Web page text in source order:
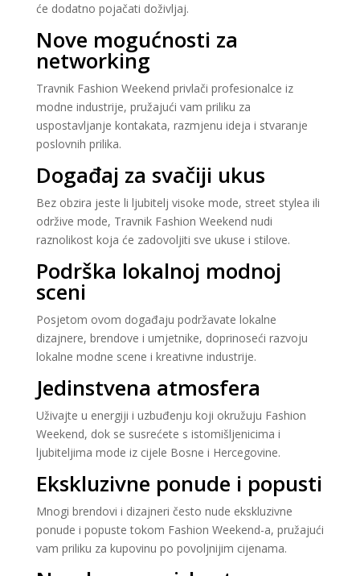
će dodatno pojačati doživljaj.
Nove mogućnosti za
networking
Travnik Fashion Weekend privlači profesionalce iz
modne industrije, pružajući vam priliku za
uspostavljanje kontakata, razmjenu ideja i stvaranje
poslovnih prilika.
Događaj za svačiji ukus
Bez obzira jeste li ljubitelj visoke mode, street stylea ili
održive mode, Travnik Fashion Weekend nudi
raznolikost koja će zadovoljiti sve ukuse i stilove.
Podrška lokalnoj modnoj
sceni
Posjetom ovom događaju podržavate lokalne
dizajnere, brendove i umjetnike, doprinoseći razvoju
lokalne modne scene i kreativne industrije.
Jedinstvena atmosfera
Uživajte u energiji i uzbuđenju koji okružuju Fashion
Weekend, dok se susrećete s istomišljenicima i
ljubiteljima mode iz cijele Bosne i Hercegovine.
Ekskluzivne ponude i popusti
Mnogi brendovi i dizajneri često nude ekskluzivne
ponude i popuste tokom Fashion Weekend-a, pružajući
vam priliku za kupovinu po povoljnijim cijenama.